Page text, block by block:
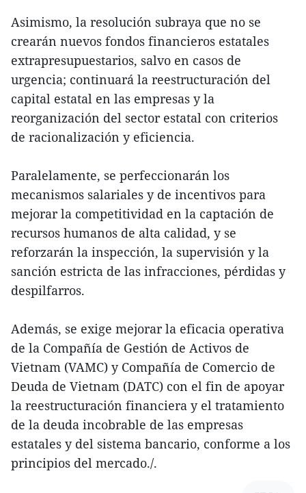
Asimismo, la resolución subraya que no se
crearán nuevos fondos financieros estatales
extrapresupuestarios, salvo en casos de
urgencia; continuará la reestructuración del
capital estatal en las empresas y la
reorganización del sector estatal con criterios
de racionalización y eficiencia.
Paralelamente, se perfeccionarán los
mecanismos salariales y de incentivos para
mejorar la competitividad en la captación de
recursos humanos de alta calidad, y se
reforzarán la inspección, la supervisión y la
sanción estricta de las infracciones, pérdidas y
despilfarros.
Además, se exige mejorar la eficacia operativa
de la Compañía de Gestión de Activos de
Vietnam (VAMC) y Compañía de Comercio de
Deuda de Vietnam (DATC) con el fin de apoyar
la reestructuración financiera y el tratamiento
de la deuda incobrable de las empresas
estatales y del sistema bancario, conforme a los
principios del mercado./.